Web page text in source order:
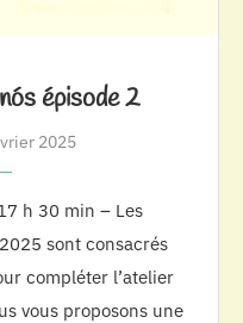
épisode 2
2025
h 30 min – Les
sont consacrés
compléter l’atelier
vous proposons une